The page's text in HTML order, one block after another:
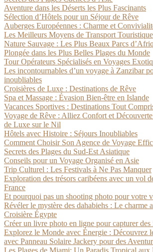
Aventure dans les Déserts les Plus Fascinants
Sélection d’Hôtels pour un Séjour de Rêve
Auberges Européennes : Charme et
Les Meilleurs Moyens de Transport Touristique
Nature Sauvage : Les Plus Beaux Parcs
Plongée dans les Plus Belles Plages du Monde
Tour Opérateurs Spécialisés en Voyages
Les incontournables d’un voyage à Zanzibar
inoubliables
Croisières de Luxe : Destinations de Rêve
Spa et Massage : Évasion Bien-être en Islande
Vacances Sportives : Destinations Tout
Voyage de Rêve : Alliez Confort et
de Luxe sur le Nil
Hôtels avec Histoire : Séjours Inoubliables
Comment Choisir Son Agence de Voyage
Secrets des Plages du Sud-Est Asiatique
Conseils pour un Voyage Organisé en Asie
Trip Culturel : Les Festivals à Ne Pas Manquer
Exploration des trésors caribéens avec un vol
France
Et pourquoi pas un shooting photo pour votre
Révéler le mystère des dahabiehs : Le charme
Croisière Égypte
Créer un livre photo en ligne pour capturer des
Explorez le Monde avec Énergie : Découvrez
avec Panneau Solaire Jackery pour des
Les Plages de Miami: Un Paradis Tropical aux